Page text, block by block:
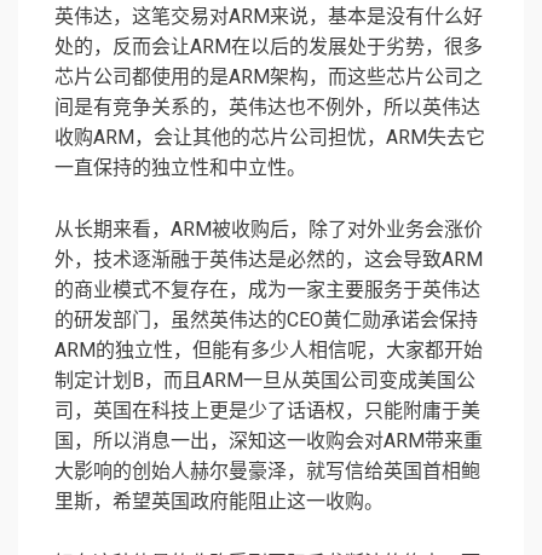
英伟达，这笔交易对ARM来说，基本是没有什么好
处的，反而会让ARM在以后的发展处于劣势，很多
芯片公司都使用的是ARM架构，而这些芯片公司之
间是有竞争关系的，英伟达也不例外，所以英伟达
收购ARM，会让其他的芯片公司担忧，ARM失去它
一直保持的独立性和中立性。
从长期来看，ARM被收购后，除了对外业务会涨价
外，技术逐渐融于英伟达是必然的，这会导致ARM
的商业模式不复存在，成为一家主要服务于英伟达
的研发部门，虽然英伟达的CEO黄仁勋承诺会保持
ARM的独立性，但能有多少人相信呢，大家都开始
制定计划B，而且ARM一旦从英国公司变成美国公
司，英国在科技上更是少了话语权，只能附庸于美
国，所以消息一出，深知这一收购会对ARM带来重
大影响的创始人赫尔曼豪泽，就写信给英国首相鲍
里斯，希望英国政府能阻止这一收购。